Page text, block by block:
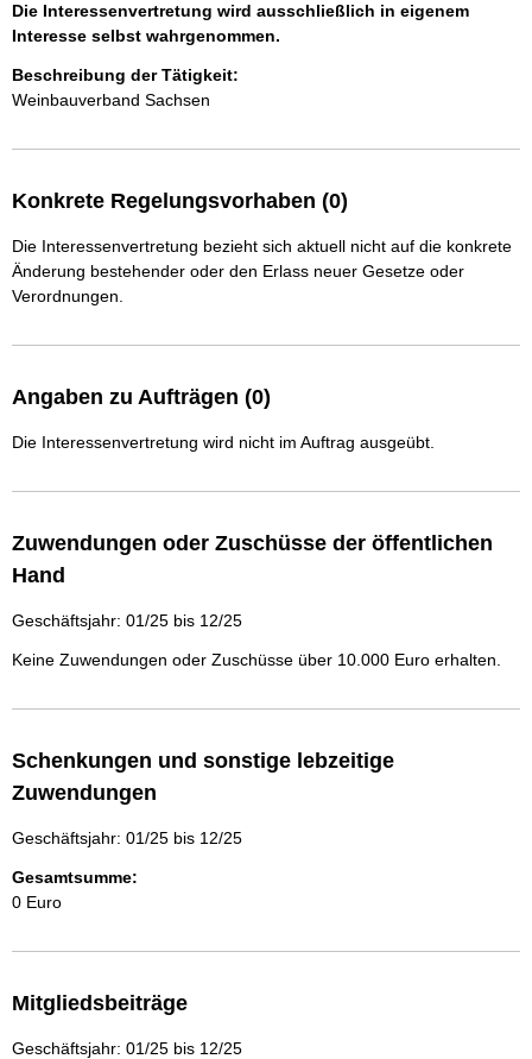
Die Interessenvertretung wird ausschließlich in eigenem
Interesse selbst wahrgenommen.
Beschreibung der Tätigkeit:
Weinbauverband Sachsen
Konkrete Regelungsvorhaben (0)
Die Interessenvertretung bezieht sich aktuell nicht auf die konkrete
Änderung bestehender oder den Erlass neuer Gesetze oder
Verordnungen.
Angaben zu Aufträgen (0)
Die Interessenvertretung wird nicht im Auftrag ausgeübt.
Zuwendungen oder Zuschüsse der öffentlichen
Hand
Geschäftsjahr: 01/25 bis 12/25
Keine Zuwendungen oder Zuschüsse über 10.000 Euro erhalten.
Schenkungen und sonstige lebzeitige
Zuwendungen
Geschäftsjahr: 01/25 bis 12/25
Gesamtsumme:
0 Euro
Mitgliedsbeiträge
Geschäftsjahr: 01/25 bis 12/25